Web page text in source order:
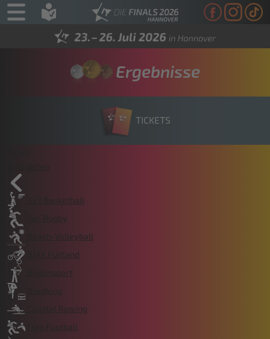
Ergebnisse
TICKETS
3x3 Basketball
7er-Rugby
Beach-Volleyball
BMX Flatland
Bogensport
Breaking
Coastal Rowing
Flag Football